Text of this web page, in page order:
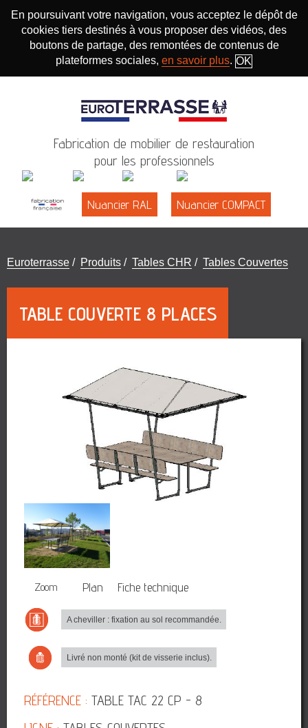
En poursuivant votre navigation, vous acceptez le dépôt de
cookies tiers destinés à vous proposer des vidéos, des
boutons de partage, des remontées de contenus de
plateformes sociales, en savoir plus. OK
Fabrication de mobilier de restauration
pour les professionnels
Nuancier RAL Nuancier COMPACT
Vous
Euroterrasse / Produits / Tables CHR / Tables Couvertes
TABLE COUVERTE 8 PLACES
Zoom 3D
Plan Fiche technique
A cheviller : fixation au sol recommandée.
Livré non monté (kit de visserie inclus).
RÉFÉRENCE : TABLE TAC 22 CP - 8